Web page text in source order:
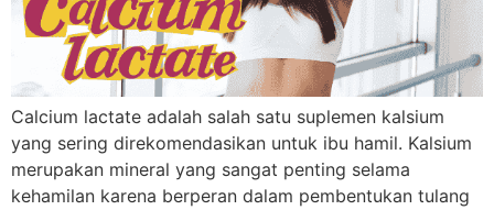
Calcium lactate adalah salah satu suplemen kalsium
yang sering direkomendasikan untuk ibu hamil. Kalsium
merupakan mineral yang sangat penting selama
kehamilan karena berperan dalam pembentukan tulang